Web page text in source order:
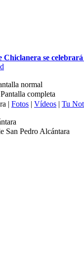
se
normal
Pantalla completa
| Fotos | Vídeos | Tu
San Pedro Alcántara